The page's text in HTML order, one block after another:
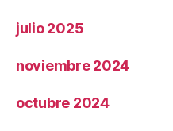
julio 2025
noviembre 2024
octubre 2024